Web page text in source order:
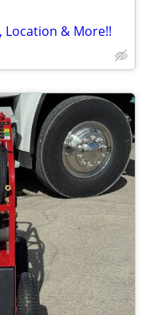
Location & More!!